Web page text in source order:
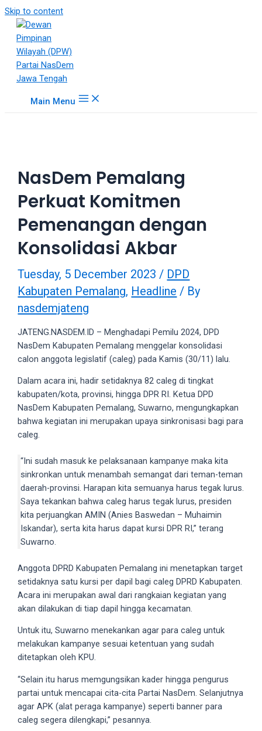
18Tube.tv
free
hosting
service
your
verified
user
upload
porn
videos
website
several
different
formats.
18tube
Every
porn
video
processed
days.
embed
code
share
porn
videos
Skip to content
Main Menu
NasDem Pemalang
Perkuat Komitmen
Pemenangan dengan
Konsolidasi Akbar
Tuesday, 5 December 2023/ DPD
Kabupaten Pemalang, Headline / By
nasdemjateng
JATENG.NASDEM.ID – Menghadapi Pemilu 2024, DPD
NasDem Kabupaten Pemalang menggelar konsolidasi
calon anggota legislatif (caleg) pada Kamis (30/11) lalu.
Dalam acara ini, hadir setidaknya 82 caleg di tingkat
kabupaten/kota, provinsi, hingga DPR RI. Ketua DPD
NasDem Kabupaten Pemalang, Suwarno, mengungkapkan
bahwa kegiatan ini merupakan upaya sinkronisasi bagi para
caleg.
“Ini sudah masuk ke pelaksanaan kampanye maka kita
sinkronkan untuk menambah semangat dari teman-teman
daerah-provinsi. Harapan kita semuanya harus tegak lurus.
Saya tekankan bahwa caleg harus tegak lurus, presiden
kita perjuangkan AMIN (Anies Baswedan – Muhaimin
Iskandar), serta kita harus dapat kursi DPR RI,” terang
Suwarno.
Anggota DPRD Kabupaten Pemalang ini menetapkan target
setidaknya satu kursi per dapil bagi caleg DPRD Kabupaten.
Acara ini merupakan awal dari rangkaian kegiatan yang
akan dilakukan di tiap dapil hingga kecamatan.
Untuk itu, Suwarno menekankan agar para caleg untuk
melakukan kampanye sesuai ketentuan yang sudah
ditetapkan oleh KPU.
“Selain itu harus memgungsikan kader hingga pengurus
partai untuk mencapai cita-cita Partai NasDem. Selanjutnya
agar APK (alat peraga kampanye) seperti banner para
caleg segera dilengkapi,” pesannya.